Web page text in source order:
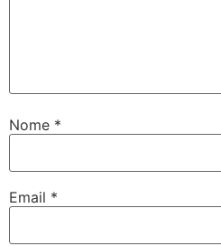
Nome *
Email *